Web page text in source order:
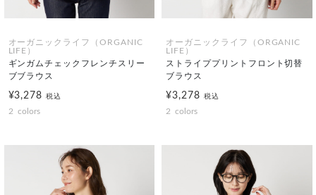
オーガニックライフ（ORGANIC
LIFE）
ギンガムチェックフレンチスリー
ブブラウス
¥3,278税込
2 colors
オーガニックライフ（ORGANIC
LIFE）
ストライププリントフロント切替
ブラウス
¥3,278 税込
2 colors